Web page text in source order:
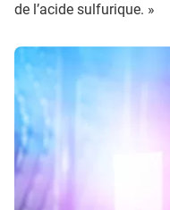
de l’acide sulfurique. »